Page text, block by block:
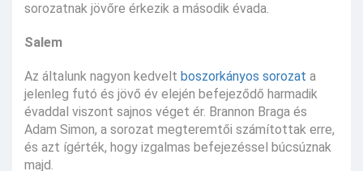
sorozatnak jövőre érkezik a második évada.
Salem
Az általunk nagyon kedvelt boszorkányos sorozat a
jelenleg futó és jövő év elején befejeződő harmadik
évaddal viszont sajnos véget ér. Brannon Braga és
Adam Simon, a sorozat megteremtői számítottak erre,
és azt ígérték, hogy izgalmas befejezéssel búcsúznak
majd.